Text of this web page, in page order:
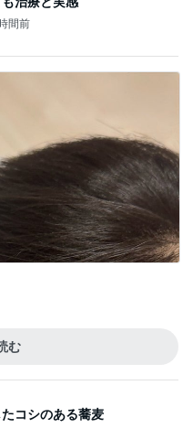
間前
む
コシのある蕎麦